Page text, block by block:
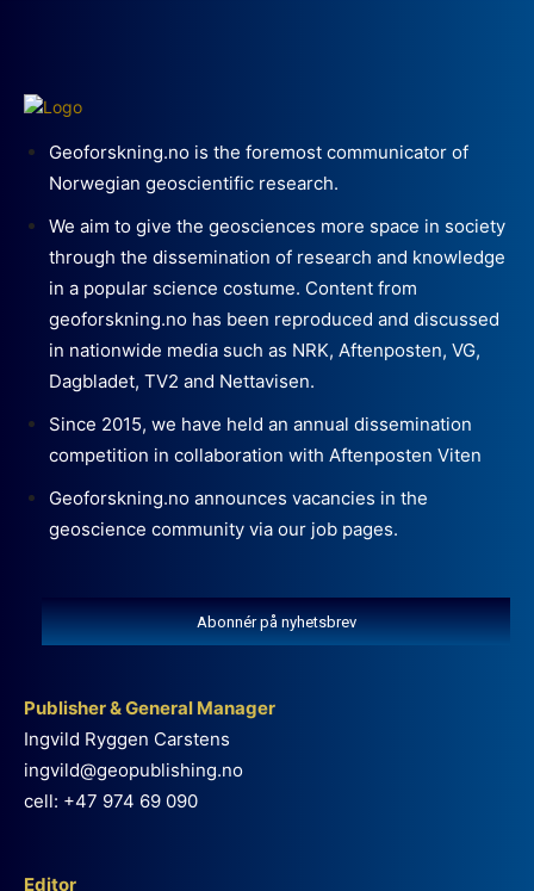
Geoforskning.no is the foremost communicator of
Norwegian geoscientific research.
We aim to give the geosciences more space in society
through the dissemination of research and knowledge
in a popular science costume. Content from
geoforskning.no has been reproduced and discussed
in nationwide media such as NRK, Aftenposten, VG,
Dagbladet, TV2 and Nettavisen.
Since 2015, we have held an annual dissemination
competition in collaboration with Aftenposten Viten
Geoforskning.no announces vacancies in the
geoscience community via our job pages.
Abonnér på nyhetsbrev
Publisher & General Manager
Ingvild Ryggen Carstens
ingvild@geopublishing.no
cell: +47 974 69 090
Editor